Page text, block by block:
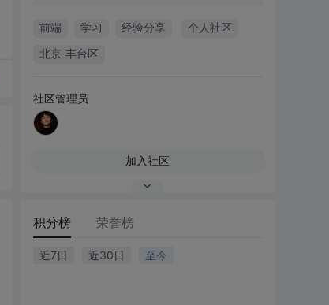
前端 学习 经验分享 个人社区
北京·丰台区
社区管理员
加入社区
积分榜 荣誉榜
近7日 近30日 至今